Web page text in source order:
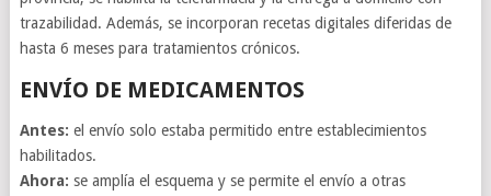
trazabilidad. Además, se incorporan recetas digitales diferidas de
hasta 6 meses para tratamientos crónicos.
ENVÍO DE MEDICAMENTOS
Antes: el envío solo estaba permitido entre establecimientos
habilitados.
Ahora: se amplía el esquema y se permite el envío a otras